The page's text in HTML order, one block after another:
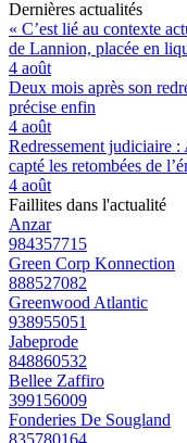
Dernières actualités
« C’est lié au contexte
de Lannion, placée en
4 août
Deux mois après son
précise enfin
4 août
Redressement judiciaire
capté les retombées de
4 août
Faillites dans l'actualité
Anzar
984357715
Green Corp Konnection
888527082
Greenwood Atlantic
938955051
Jabeprode
848860532
Bellee Zaffiro
399156009
Fonderies De Sougland
835780164